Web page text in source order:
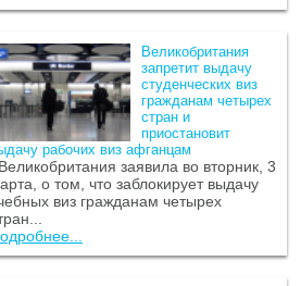
Великобритания
запретит выдачу
студенческих виз
гражданам четырех
стран и
приостановит
рабочих виз афганцам
заявила во вторник, 3
о том, что заблокирует выдачу
виз гражданам четырех